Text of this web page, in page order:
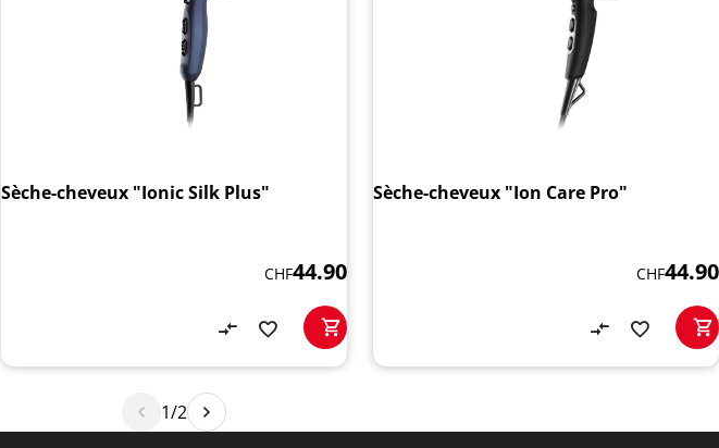
Sèche-cheveux "Ionic Silk Plus"
CHF44.90
Sèche-cheveux "Ion Care Pro"
CHF44.90
1/2